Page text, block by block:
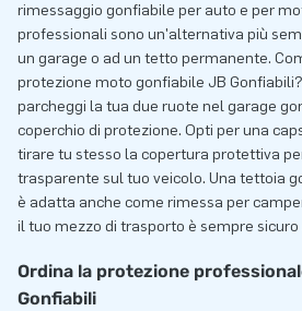
rimessaggio gonfiabile per auto e per
professionali sono un'alternativa più
un garage o ad un tetto permanente.
protezione moto gonfiabile JB
parcheggi la tua due ruote nel garage
coperchio di protezione. Opti per una
tirare tu stesso la copertura protettiva
trasparente sul tuo veicolo. Una tettoia
è adatta anche come rimessa per
il tuo mezzo di trasporto è sempre sicuro
Ordina la protezione
Gonfiabili